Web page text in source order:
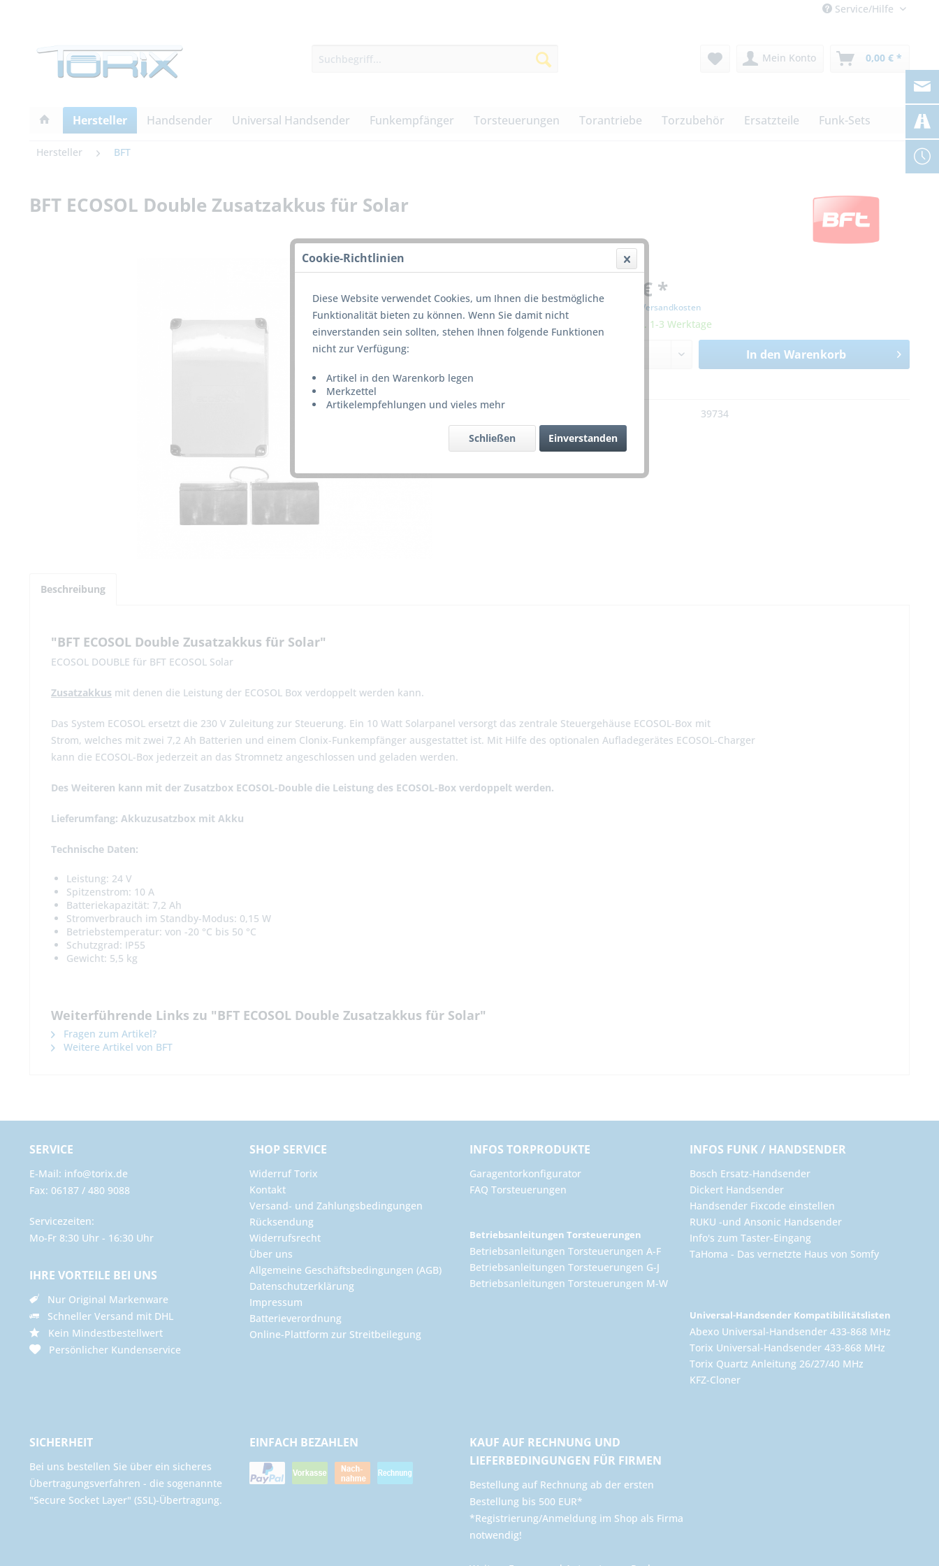
Service/Hilfe
Mein Konto 0,00 € *
Hersteller Handsender Universal Handsender Funkempfänger Torsteuerungen Torantriebe Torzubehör Ersatzteile Funk-Sets
Hersteller BFT
BFT ECOSOL Double Zusatzakkus für Solar
198,00 € *
inkl. MwSt. zzgl. Versandkosten
Lieferzeit ca. 1-3 Werktage
In den Warenkorb
39734
Beschreibung
"BFT ECOSOL Double Zusatzakkus für Solar"
ECOSOL DOUBLE für BFT ECOSOL Solar
Zusatzakkus mit denen die Leistung der ECOSOL Box verdoppelt werden kann.
Das System ECOSOL ersetzt die 230 V Zuleitung zur Steuerung. Ein 10 Watt Solarpanel versorgt das zentrale Steuergehäuse ECOSOL-Box mit
Strom, welches mit zwei 7,2 Ah Batterien und einem Clonix-Funkempfänger ausgestattet ist. Mit Hilfe des optionalen Aufladegerätes ECOSOL-Charger
kann die ECOSOL-Box jederzeit an das Stromnetz angeschlossen und geladen werden.
Des Weiteren kann mit der Zusatzbox ECOSOL-Double die Leistung des ECOSOL-Box verdoppelt werden.
Lieferumfang: Akkuzusatzbox mit Akku
Technische Daten:
Leistung: 24 V
Spitzenstrom: 10 A
Batteriekapazität: 7,2 Ah
Stromverbrauch im Standby-Modus: 0,15 W
Betriebstemperatur: von -20 °C bis 50 °C
Schutzgrad: IP55
Gewicht: 5,5 kg
Weiterführende Links zu "BFT ECOSOL Double Zusatzakkus für Solar"
Fragen zum Artikel?
Weitere Artikel von BFT
SERVICE
E-Mail: info@torix.de
Fax: 06187 / 480 9088
Servicezeiten:
Mo-Fr 8:30 Uhr - 16:30 Uhr
IHRE VORTEILE BEI UNS
Nur Original Markenware
Schneller Versand mit DHL
Kein Mindestbestellwert
Persönlicher Kundenservice
SHOP SERVICE
Widerruf Torix
Kontakt
Versand- und Zahlungsbedingungen
Rücksendung
Widerrufsrecht
Über uns
Allgemeine Geschäftsbedingungen (AGB)
Datenschutzerklärung
Impressum
Batterieverordnung
Online-Plattform zur Streitbeilegung
INFOS TORPRODUKTE
Garagentorkonfigurator
FAQ Torsteuerungen
Betriebsanleitungen Torsteuerungen
Betriebsanleitungen Torsteuerungen A-F
Betriebsanleitungen Torsteuerungen G-J
Betriebsanleitungen Torsteuerungen M-W
INFOS FUNK / HANDSENDER
Bosch Ersatz-Handsender
Dickert Handsender
Handsender Fixcode einstellen
RUKU -und Ansonic Handsender
Info's zum Taster-Eingang
TaHoma - Das vernetzte Haus von Somfy
Universal-Handsender Kompatibilitätslisten
Abexo Universal-Handsender 433-868 MHz
Torix Universal-Handsender 433-868 MHz
Torix Quartz Anleitung 26/27/40 MHz
KFZ-Cloner
SICHERHEIT
Bei uns bestellen Sie über ein sicheres
Übertragungsverfahren - die sogenannte
"Secure Socket Layer" (SSL)-Übertragung.
EINFACH BEZAHLEN
KAUF AUF RECHNUNG UND
LIEFERBEDINGUNGEN FÜR FIRMEN
​Bestellung auf Rechnung ab der ersten
Bestellung bis 500 EUR*
*Registrierung/Anmeldung im Shop als Firma
notwendig!
Cookie-Richtlinien
Diese Website verwendet Cookies, um Ihnen die bestmögliche
Funktionalität bieten zu können. Wenn Sie damit nicht
einverstanden sein sollten, stehen Ihnen folgende Funktionen
nicht zur Verfügung:
Artikel in den Warenkorb legen
Merkzettel
Artikelempfehlungen und vieles mehr
Einverstanden
Schließen